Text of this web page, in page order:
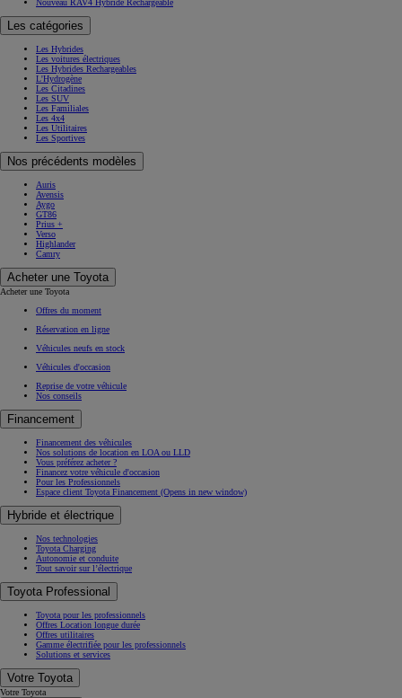
Les catégories
Les Hybrides
Les voitures électriques
Les Hybrides Rechargeables
L'Hydrogène
Les Citadines
Les SUV
Les Familiales
Les 4x4
Les Utilitaires
Les Sportives
Nos précédents modèles
Auris
Avensis
Aygo
GT86
Prius +
Verso
Highlander
Camry
Acheter une Toyota
Acheter une Toyota
Offres du moment
Réservation en ligne
Véhicules neufs en stock
Véhicules d'occasion
Reprise de votre véhicule
Nos conseils
Financement
Financement des véhicules
Nos solutions de location en LOA ou LLD
Vous préférez acheter ?
Financez votre véhicule d'occasion
Pour les Professionnels
Espace client Toyota Financement (Opens in new window)
Hybride et électrique
Nos technologies
Toyota Charging
Autonomie et conduite
Tout savoir sur l’électrique
Toyota Professional
Toyota pour les professionnels
Offres Location longue durée
Offres utilitaires
Gamme électrifiée pour les professionnels
Solutions et services
Votre Toyota
Votre Toyota